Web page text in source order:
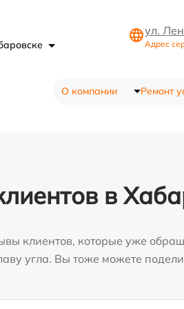
ул.
Адрес
О компании Ремонт
в
клиентов, которые уже
угла. Вы тоже можете